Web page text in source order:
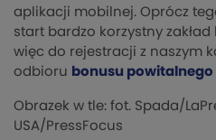
aplikacji mobilnej. Oprócz
start bardzo korzystny
więc do rejestracji z naszym
odbioru bonusu powitalnego
Obrazek w tle: fot. Spada/
USA/PressFocus